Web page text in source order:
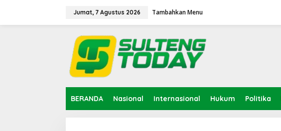
Jumat, 7 Agustus 2026 Tambahkan Menu
BERANDA Nasional Internasional Hukum Politika